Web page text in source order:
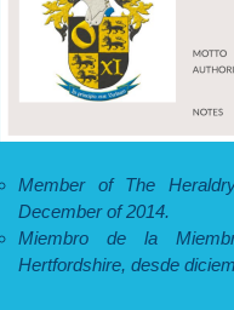
Member of The
December of 2014.
Miembro de la
Hertfordshire, desde